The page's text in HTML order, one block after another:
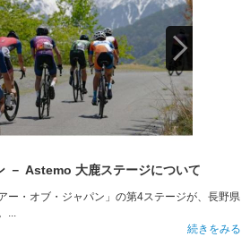
－ Astemo 大鹿ステージについて
ー・オブ・ジャパン」の第4ステージが、長野県
...
続きをみる